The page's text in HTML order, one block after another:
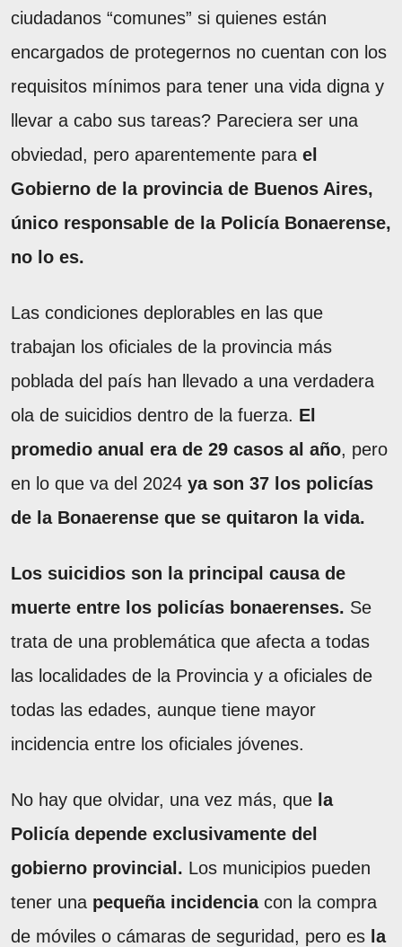
ciudadanos “comunes” si quienes están
encargados de protegernos no cuentan con los
requisitos mínimos para tener una vida digna y
llevar a cabo sus tareas? Pareciera ser una
obviedad, pero aparentemente para el
Gobierno de la provincia de Buenos Aires,
único responsable de la Policía Bonaerense,
no lo es.
Las condiciones deplorables en las que
trabajan los oficiales de la provincia más
poblada del país han llevado a una verdadera
ola de suicidios dentro de la fuerza. El
promedio anual era de 29 casos al año, pero
en lo que va del 2024 ya son 37 los policías
de la Bonaerense que se quitaron la vida.
Los suicidios son la principal causa de
muerte entre los policías bonaerenses. Se
trata de una problemática que afecta a todas
las localidades de la Provincia y a oficiales de
todas las edades, aunque tiene mayor
incidencia entre los oficiales jóvenes.
No hay que olvidar, una vez más, que la
Policía depende exclusivamente del
gobierno provincial. Los municipios pueden
tener una pequeña incidenciacon la compra
de móviles o cámaras de seguridad, pero es la